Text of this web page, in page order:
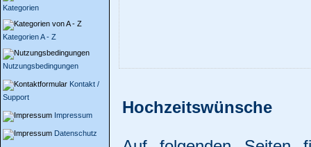
Kategorien
Kategorien A - Z
Nutzungsbedingungen
Kontakt /
Support
Impressum
Datenschutz
Hochzeitswünsche